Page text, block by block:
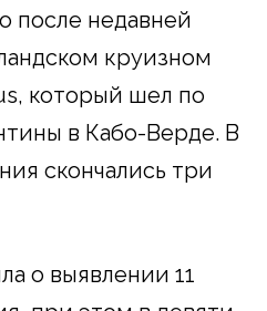
после недавней
круизном
который шел по
в Кабо-Верде. В
скончались три
о выявлении 11